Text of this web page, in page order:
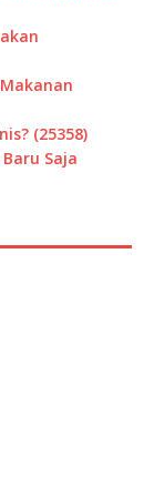
(25358)
Saja